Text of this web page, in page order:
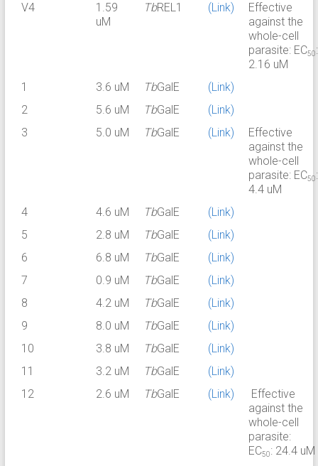
V4
1.59
uM
TbREL1 (Link)
Effective
against the
whole-cell
parasite: EC50:
2.16 uM
1
3.6 uM TbGalE
(Link)
2
5.6 uM TbGalE
(Link)
3
5.0 uM TbGalE (Link)
Effective
against the
whole-cell
parasite: EC50:
4.4 uM
4
4.6 uM TbGalE
(Link)
5
2.8 uM TbGalE
(Link)
6
6.8 uM TbGalE
(Link)
7
0.9 uM TbGalE
(Link)
8
4.2 uM TbGalE
(Link)
9
8.0 uM TbGalE
(Link)
10
3.8 uM TbGalE
(Link)
11
3.2 uM TbGalE
(Link)
12
2.6 uM TbGalE (Link)
Effective
against the
whole-cell
parasite:
EC50: 24.4 uM